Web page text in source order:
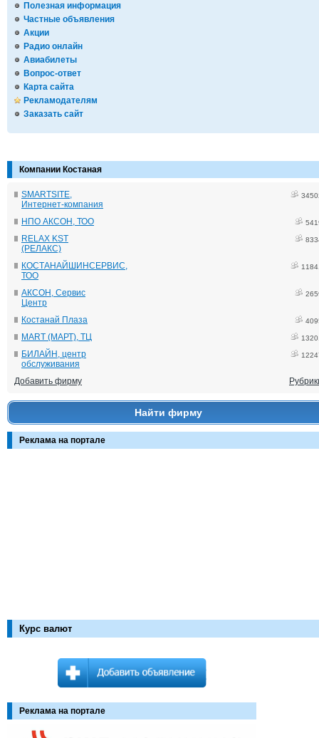
Полезная информация
Частные объявления
Акции
Радио онлайн
Авиабилеты
Вопрос-ответ
Карта сайта
Рекламодателям
Заказать сайт
Компании Костаная
SMARTSITE,
Интернет-компания
НПО АКСОН, ТОО
RELAX KST
(РЕЛАКС)
КОСТАНАЙШИНСЕРВИС,
ТОО
АКСОН, Сервис
Центр
Костанай Плаза
MART (МАРТ), ТЦ
БИЛАЙН, центр
обслуживания
Добавить фирму
Найти фирму
Реклама на портале
Курс валют
Реклама на портале